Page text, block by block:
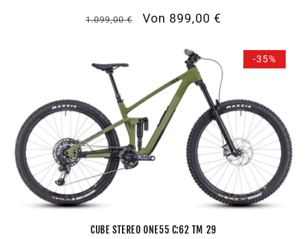
Normaler
1.099,00 € Verkaufspreis
Von 899,00 €
-35%
CUBE STEREO ONE55 C:62 TM 29